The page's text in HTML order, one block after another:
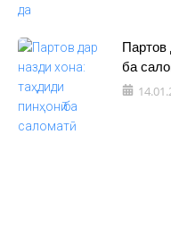
Партов
ба